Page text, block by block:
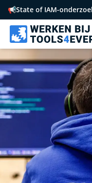
📢State of IAM-